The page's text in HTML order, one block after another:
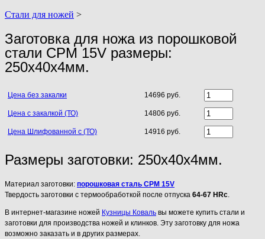
Стали для ножей >
Заготовка для ножа из порошковой
стали CPM 15V размеры:
250х40х4мм.
Цена без закалки 14696 руб.
Цена с закалкой (ТО) 14806 руб.
Цена Шлифованной с (ТО) 14916 руб.
Размеры заготовки: 250х40х4мм.
Материал заготовки: порошковая сталь CPM 15V
Твердость заготовки с термообработкой после отпуска 64-67 HRc
В интернет-магазине ножей Кузницы Коваль вы можете купить стали и
заготовки для производства ножей и клинков. Эту заготовку для ножа
возможно заказать и в других размерах.